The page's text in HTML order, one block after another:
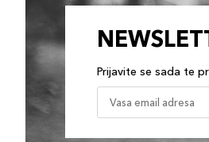
Prijavite se sada te